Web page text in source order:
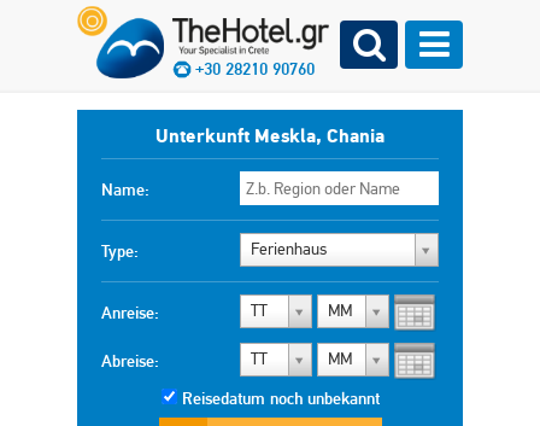
+30 28210 90760
Unterkunft Meskla, Chania
Name:
Type: Ferienhaus
Anreise: TT MM
Abreise: TT MM
Reisedatum noch unbekannt